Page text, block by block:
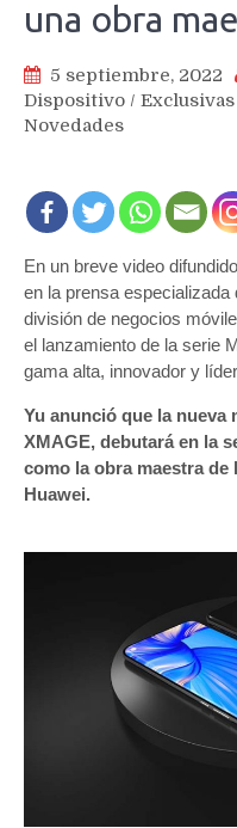
una obra
5 septiembre, 2022
Dispositivo / Exclusivas
Novedades
En un breve video
en la prensa
división de negocios
el lanzamiento de la serie
gama alta, innovador y
Yu anunció que la nueva
XMAGE, debutará en la
como la obra maestra
Huawei.